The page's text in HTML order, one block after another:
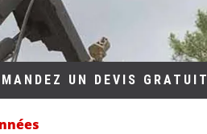
UN DEVIS GRATUIT